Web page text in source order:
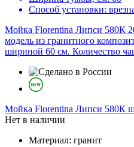
Способ установки:
Мойка Florentina Липси 580К
модель из гранитного
шириной 60 см. Количество
Мойка Florentina Липси 580К
Нет в наличии
Материал: гранит